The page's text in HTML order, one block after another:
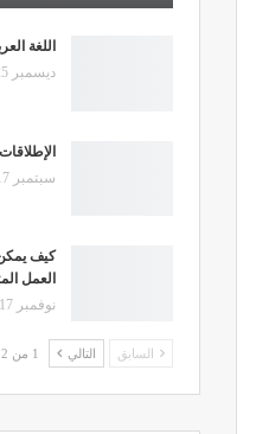
اللغة
ديسمبر 25, 2025
سبتمبر 17, 2025
كيف
العمل
نوفمبر 17, 2024
السابق التالي 1 من 2